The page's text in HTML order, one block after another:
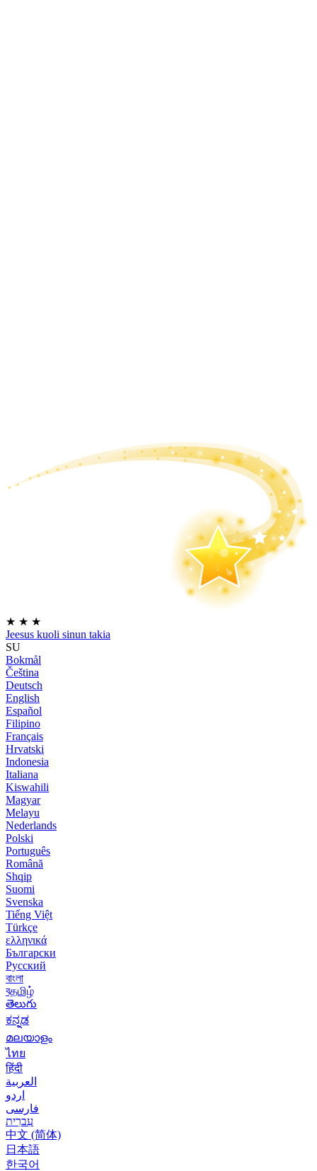
★ ★ ★
Jeesus kuoli sinun takia
SU
Bokmål
Čeština
Deutsch
English
Español
Filipino
Français
Hrvatski
Indonesia
Italiana
Kiswahili
Magyar
Melayu
Nederlands
Polski
Português
Română
Shqip
Suomi
Svenska
Tiếng Việt
Türkçe
ελληνικά
Български
Русский
বাংলা
বதமிழ்
తెలుగు
ಕನ್ನಡ
മലയാളം
ไทย
हिंदी
العربية
اردو
فارسی
עִברִית
中文 (简体)
日本語
한국어